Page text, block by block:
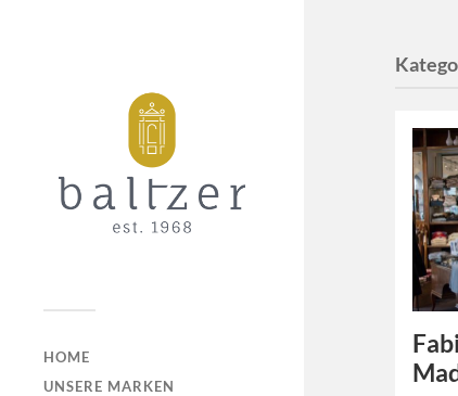
HOME
UNSERE MARKEN